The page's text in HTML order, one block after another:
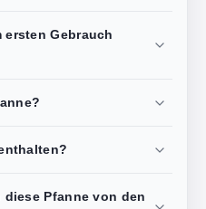
ersten Gebrauch
Pfanne von den